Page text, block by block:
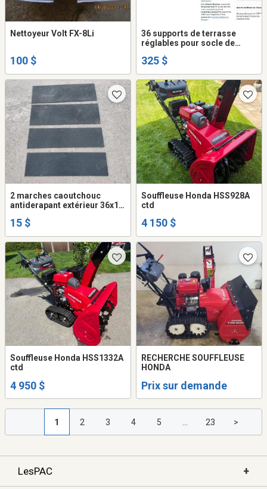
Nettoyeur Volt FX-8Li
100 $
36 supports de terrasse
réglables pour socle de
sol réglable de 6,5 cm a 14.9
325 $
2 marches caoutchouc
antiderapant extérieur 36x10
15 $
Souffleuse Honda HSS928A
ctd
4 150 $
Souffleuse Honda HSS1332A
ctd
4 950 $
RECHERCHE SOUFFLEUSE
HONDA
Prix sur demande
1 2 3 4 5 23 >
LesPAC +